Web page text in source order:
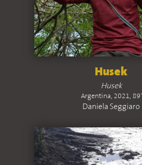
Husek
Husek
Argentina, 2021, 89'
Daniela Seggiaro